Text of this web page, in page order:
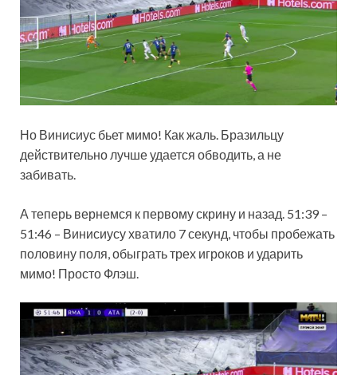
Но Винисиус бьет мимо! Как жаль. Бразильцу
действительно лучше удается обводить, а не
забивать.
А теперь вернемся к первому скрину и назад. 51:39 –
51:46 – Винисиусу хватило 7 секунд, чтобы пробежать
половину поля, обыграть трех игроков и ударить
мимо! Просто Флэш.